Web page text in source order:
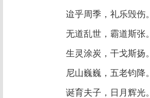
迨乎周季，礼乐毁伤。
无道乱世，霸道斯张。
生灵涂炭，干戈斯扬。
尼山巍巍，五老钧降。
诞育夫子，日月辉光。